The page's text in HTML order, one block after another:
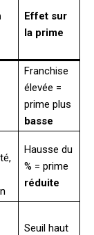
Effet sur
la prime
Franchise
élevée =
prime plus
basse
Hausse du
% = prime
réduite
Seuil haut